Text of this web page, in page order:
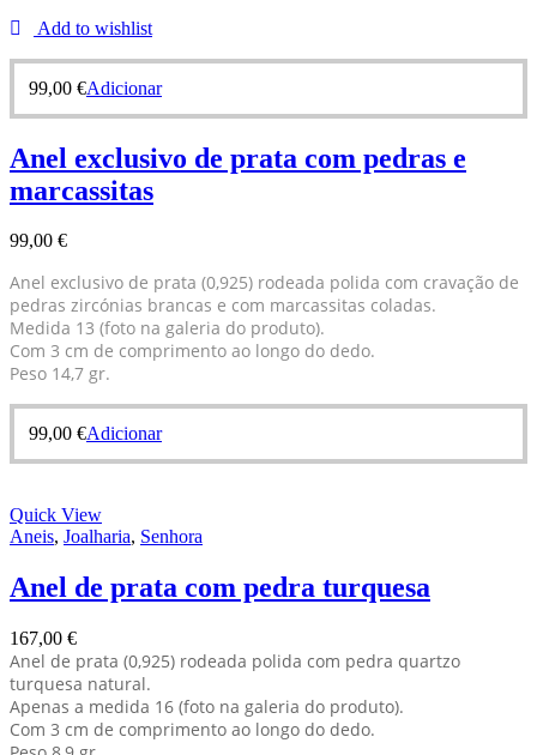
Add to wishlist
99,00 €Adicionar
Anel exclusivo de prata com pedras e
marcassitas
99,00 €
Anel exclusivo de prata (0,925) rodeada polida com cravação de
pedras zircónias brancas e com marcassitas coladas.
Medida 13 (foto na galeria do produto).
Com 3 cm de comprimento ao longo do dedo.
Peso 14,7 gr.
99,00 €Adicionar
Quick View
Aneis, Joalharia, Senhora
Anel de prata com pedra turquesa
167,00 €
Anel de prata (0,925) rodeada polida com pedra quartzo
turquesa natural.
Apenas a medida 16 (foto na galeria do produto).
Com 3 cm de comprimento ao longo do dedo.